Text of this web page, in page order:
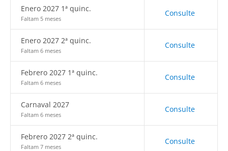
Enero 2027 1ª quinc.
Faltam 5 meses
Consulte
Enero 2027 2ª quinc.
Faltam 6 meses
Consulte
Febrero 2027 1ª quinc.
Faltam 6 meses
Consulte
Carnaval 2027
Faltam 6 meses
Consulte
Febrero 2027 2ª quinc.
Faltam 7 meses
Consulte